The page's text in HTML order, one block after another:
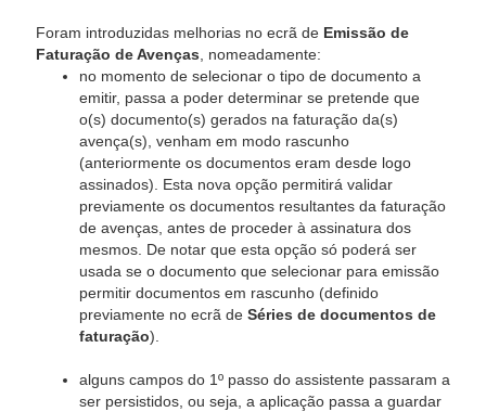
Foram introduzidas melhorias no ecrã de Emissão de
Faturação de Avenças , nomeadamente:
no momento de selecionar o tipo de documento a
emitir, passa a poder determinar se pretende que
o(s) documento(s) gerados na faturação da(s)
avença(s), venham em modo rascunho
(anteriormente os documentos eram desde logo
assinados). Esta nova opção permitirá validar
previamente os documentos resultantes da faturação
de avenças, antes de proceder à assinatura dos
mesmos. De notar que esta opção só poderá ser
usada se o documento que selecionar para emissão
permitir documentos em rascunho (definido
previamente no ecrã de Séries de documentos de
faturação).
alguns campos do 1º passo do assistente passaram a
ser persistidos, ou seja, a aplicação passa a guardar